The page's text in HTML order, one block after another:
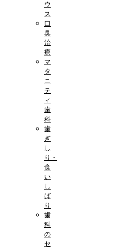
ウ
ス
口
臭
治
療
マ
タ
ニ
テ
ィ
歯
科
歯
ぎ
し
り・
食
い
し
ば
り
歯
科
の
セ